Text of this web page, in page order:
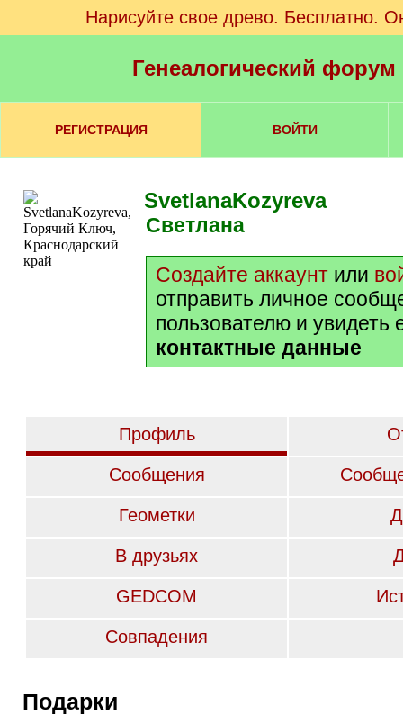
Нарисуйте свое древо. Бесплатно.
Генеалогический
РЕГИСТРАЦИЯ ВОЙТИ
SvetlanaKozyreva
Светлана
Создайте аккаунт или
отправить личное
пользователю и увидеть
контактные данные
Профиль
Сообщения
Геометки
В друзьях
GEDCOM
Совпадения
Подарки